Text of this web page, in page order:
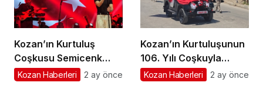
Kozan’ın Kurtuluş
Coşkusu Semicenk
Konseriyle Sona Erdi
Kozan Haberleri 2 ay önce
Kozan’ın Kurtuluşunun
106. Yılı Coşkuyla
Kutlandı
Kozan Haberleri 2 ay önce